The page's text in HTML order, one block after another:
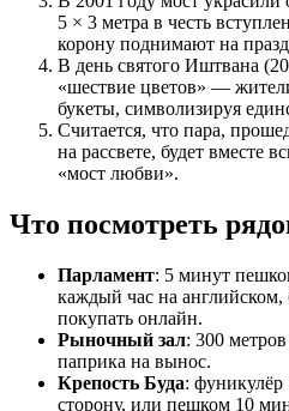
5 × 3 метра в честь
корону поднимают на
В день святого Иштвана
«шествие цветов» —
букеты, символизируя
Считается, что пара,
на рассвете, будет вместе
«мост любви».
Что посмотреть
Парламент: 5 минут
каждый час на
покупать онлайн.
Рыночный зал: 300
паприка на вынос.
Крепость Буда:
сторону, или пешком 10